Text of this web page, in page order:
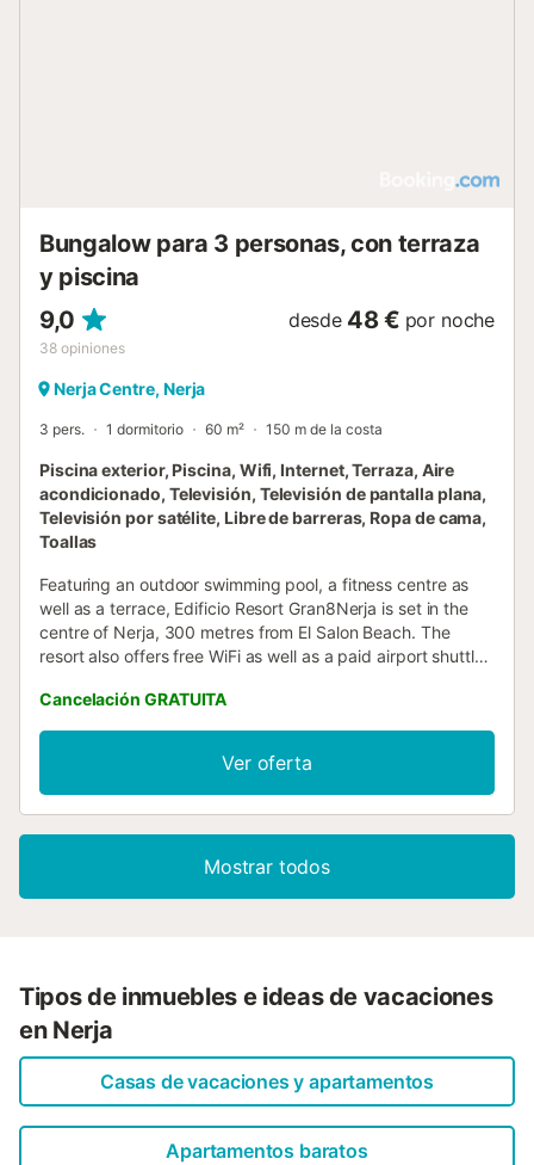
Bungalow para 3 personas, con terraza
y piscina
9,0
38 opiniones
desde 48 € por noche
Nerja Centre, Nerja
3 pers. 1 dormitorio 60 m² 150 m de la costa
Piscina exterior, Piscina, Wifi, Internet, Terraza, Aire
acondicionado, Televisión, Televisión de pantalla plana,
Televisión por satélite, Libre de barreras, Ropa de cama,
Toallas
Featuring an outdoor swimming pool, a fitness centre as
well as a terrace, Edificio Resort Gran8Nerja is set in the
centre of Nerja, 300 metres from El Salon Beach. The
resort also offers free WiFi as well as a paid airport shuttle
Cancelación GRATUITA
Ver oferta
Mostrar todos
Tipos de inmuebles e ideas de vacaciones
en Nerja
Casas de vacaciones y apartamentos
Apartamentos baratos